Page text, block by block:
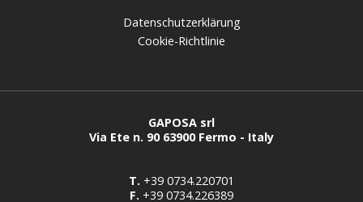
Datenschutzerklärung
Cookie-Richtlinie
GAPOSA srl
Via Ete n. 90 63900 Fermo - Italy
T. +39 0734.220701
F. +39 0734.226389